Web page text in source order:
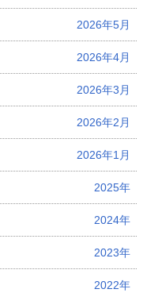
2026年5月
2026年4月
2026年3月
2026年2月
2026年1月
2025年
2024年
2023年
2022年